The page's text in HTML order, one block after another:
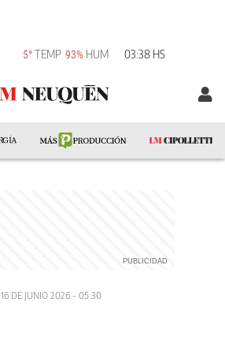
5°TEMP 93% HUM 03:38 HS
16 DE JUNIO 2026 - 05:30